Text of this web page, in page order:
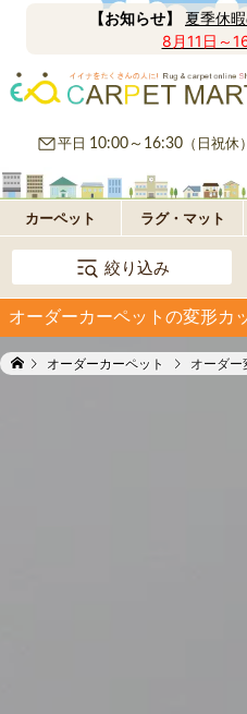
【お知らせ】
夏季休
8月11日～
平日 10:00～16:30 （日祝休）
カーペット ラグ・マット
絞り込み
オーダーカーペットの変形カ
オーダーカーペット オーダー